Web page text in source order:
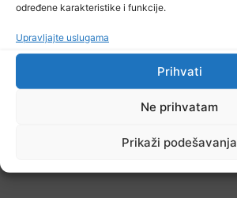
određene karakteristike i funkcije.
Upravljajte uslugama
Prihvati
Ne prihvatam
Prikaži podešavanja